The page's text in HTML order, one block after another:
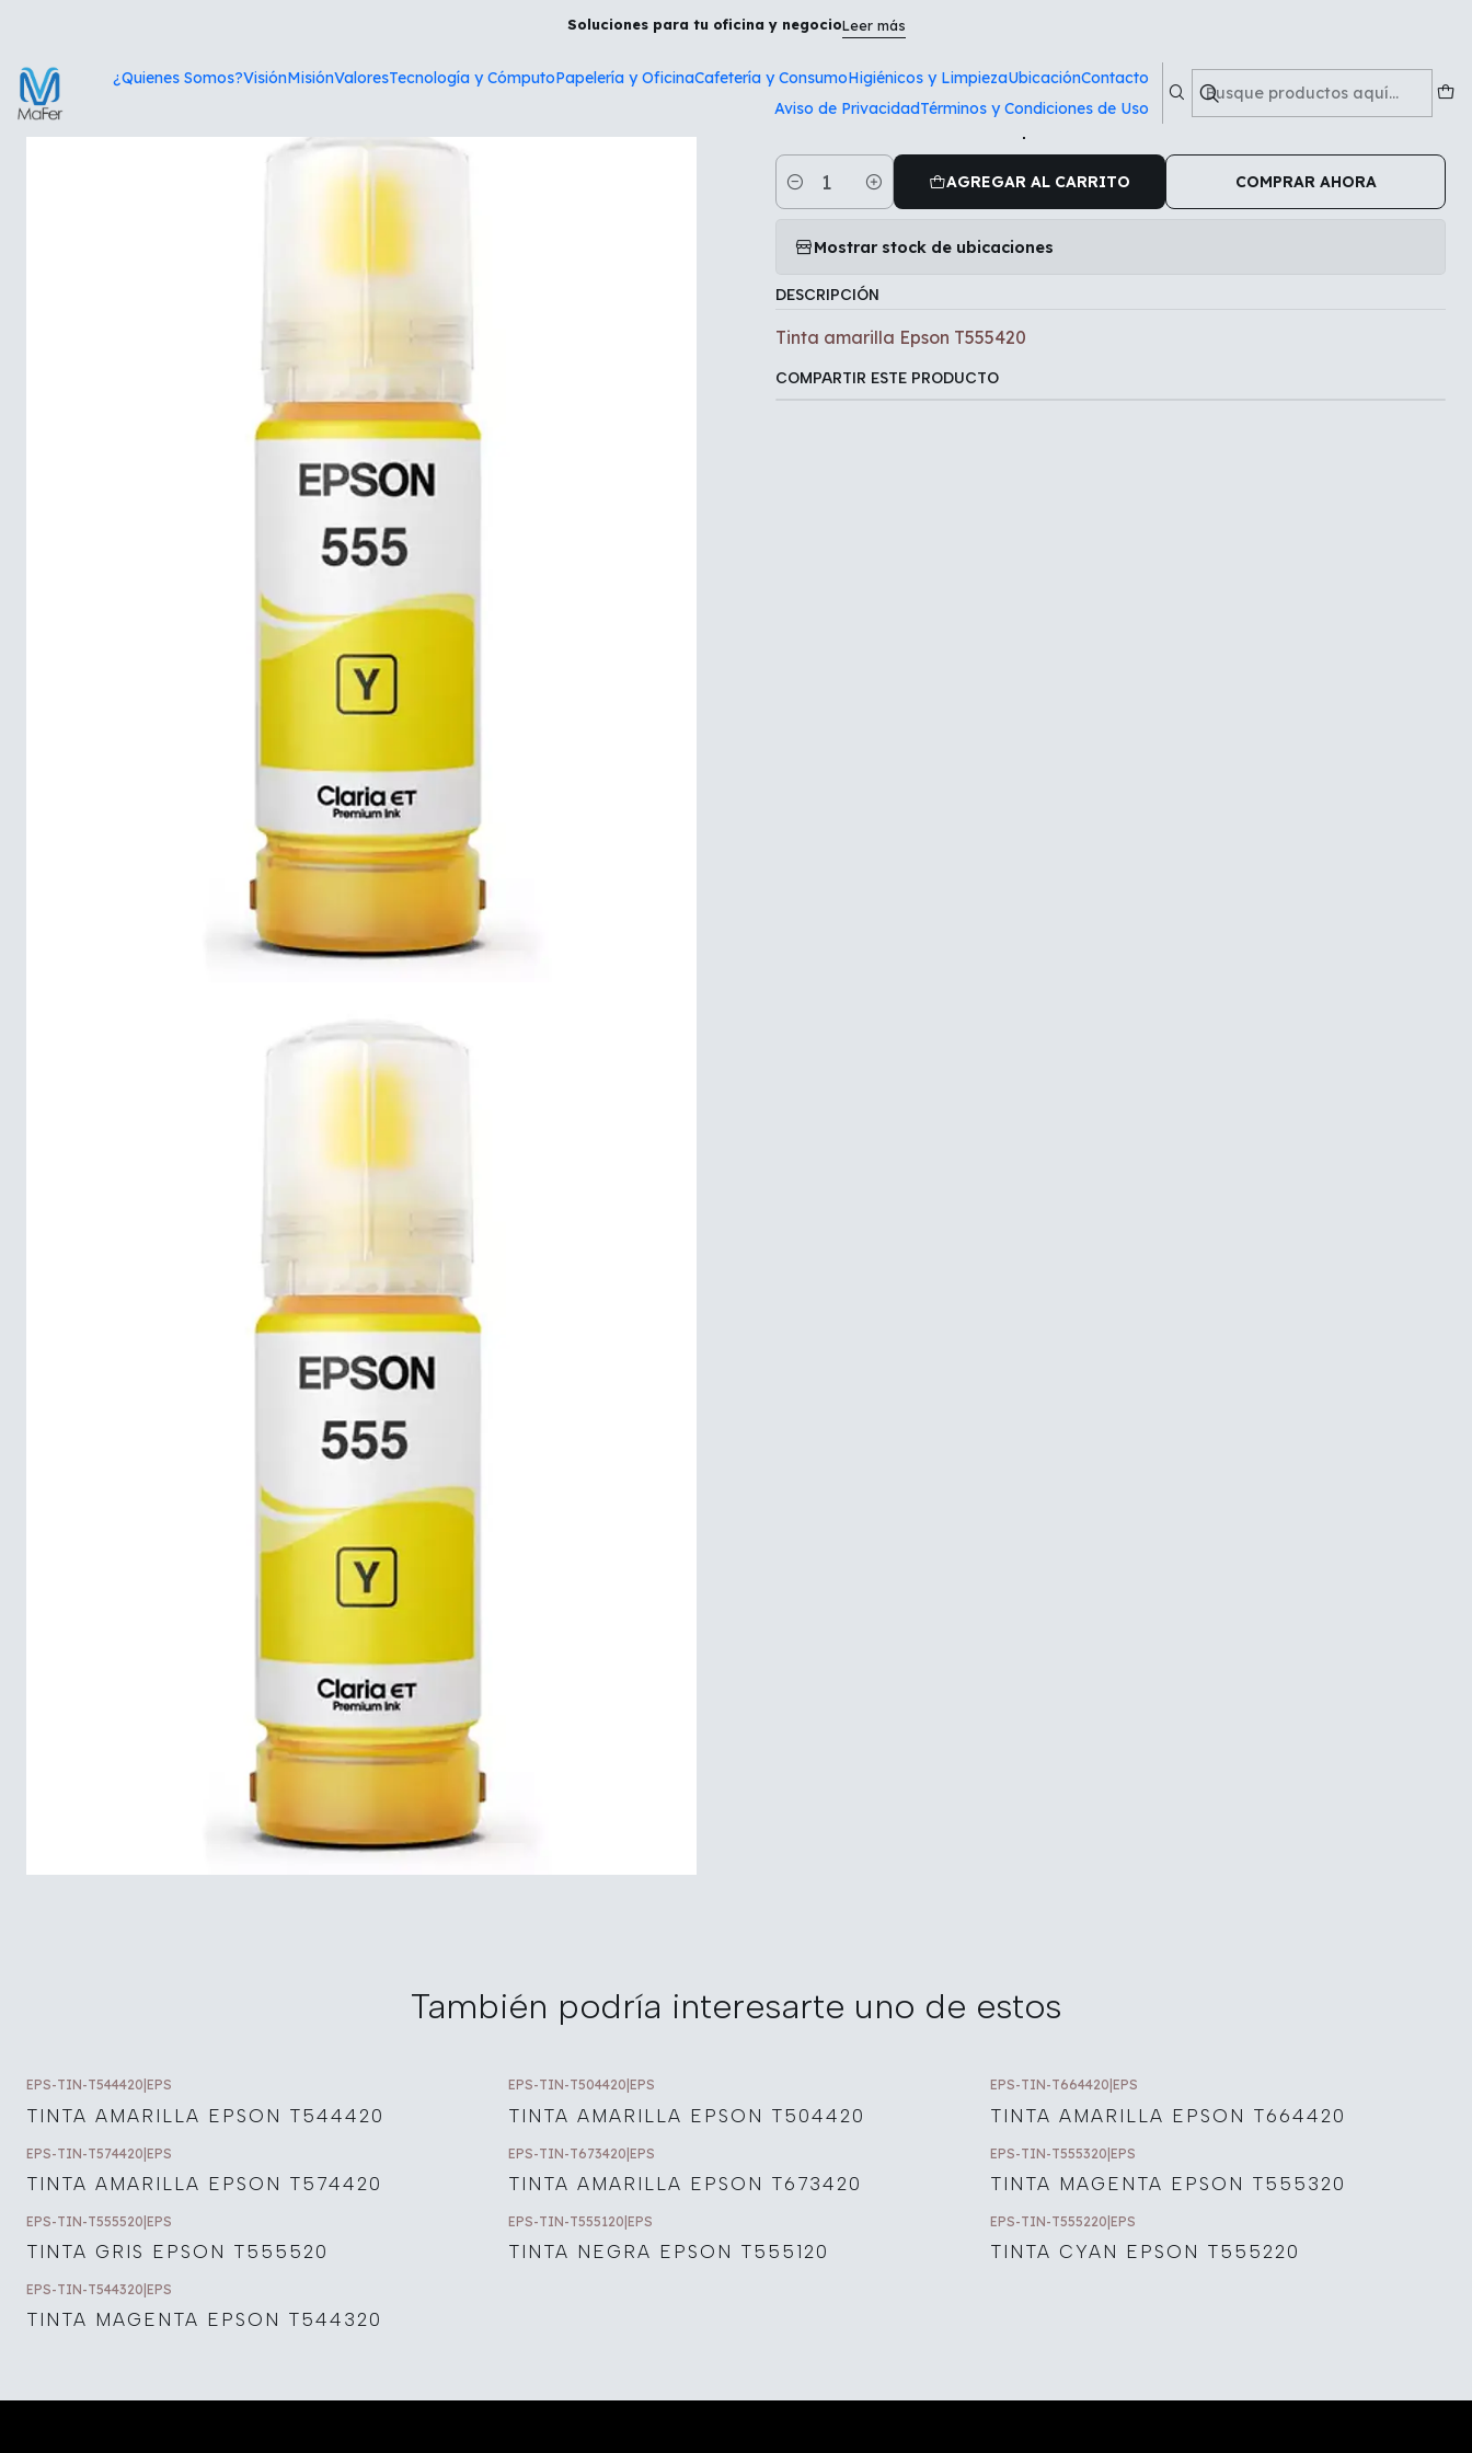
¿Quienes Somos?VisiónMisiónValoresTecnología y CómputoPapelería y OficinaCafetería y ConsumoHigiénicos y LimpiezaUbicaciónContacto
Aviso de PrivacidadTérminos y Condiciones de Uso
Soluciones para tu oficina y negocioLeer más
Tecnología y Cómputo Tinta amarilla Epson T555420
Tinta amarilla Epson T555420
Cantidad
AGREGAR AL CARRITO COMPRAR AHORA
Mostrar stock de ubicaciones
DESCRIPCIÓN
Tinta amarilla Epson T555420
COMPARTIR ESTE PRODUCTO
También podría interesarte uno de estos
EPS-TIN-T544420 EPS
TINTA AMARILLA EPSON T544420
EPS-TIN-T504420 EPS
TINTA AMARILLA EPSON T504420
EPS-TIN-T664420 EPS
TINTA AMARILLA EPSON T664420
EPS-TIN-T574420|EPS
TINTA AMARILLA EPSON T574420
EPS-TIN-T673420|EPS
TINTA AMARILLA EPSON T673420
EPS-TIN-T555320|EPS
TINTA MAGENTA EPSON T555320
EPS-TIN-T555520 EPS
TINTA GRIS EPSON T555520
EPS-TIN-T555120 EPS
TINTA NEGRA EPSON T555120
EPS-TIN-T555220 EPS
TINTA CYAN EPSON T555220
EPS-TIN-T544320 EPS
TINTA MAGENTA EPSON T544320